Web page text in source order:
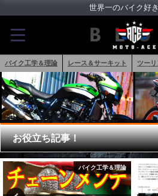
世界一のバイク好
バイク工学＆理論 レース＆サーキット ツー
お役立ち記事！
バイク工学＆理論